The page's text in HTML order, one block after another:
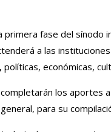
primera fase del sínodo
a las
políticas, económicas,
los aportes
para su